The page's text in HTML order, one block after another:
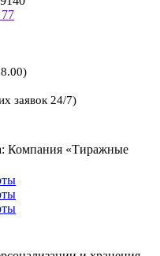
77
заявок 24/7)
Компания «Тиражные